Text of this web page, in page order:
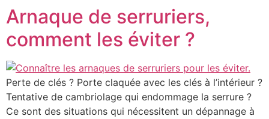
Arnaque de serruriers,
comment les éviter ?
Perte de clés ? Porte claquée avec les clés à l’intérieur ?
Tentative de cambriolage qui endommage la serrure ?
Ce sont des situations qui nécessitent un dépannage à